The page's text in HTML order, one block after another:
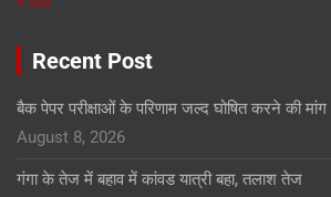
Recent Post
बैक पेपर परीक्षाओं के परिणाम जल्द घोषित करने की मांग
August 8, 2026
गंगा के तेज में बहाव में कांवड यात्री बहा, तलाश तेज